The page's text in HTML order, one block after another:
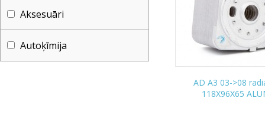
Aksesuāri
Autoķīmija
AD A3 03->08
118X96X65